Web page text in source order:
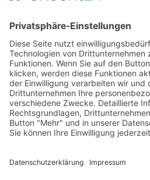
Das Projekt zur
Ansprechstellen für Arbeitgeber
Hessen wird gefördert aus
Integrationsamtes. Das
des Hessischen Ministeriums
Jugend und Soziales von der
Bildungswerks der Hessischen
durchgeführt.